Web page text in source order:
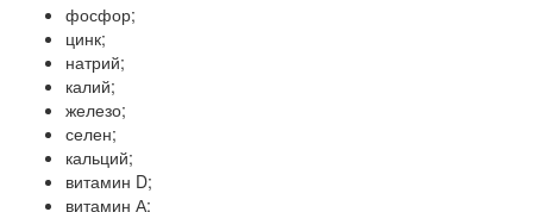
фосфор;
цинк;
натрий;
калий;
железо;
селен;
кальций;
витамин D;
витамин А;